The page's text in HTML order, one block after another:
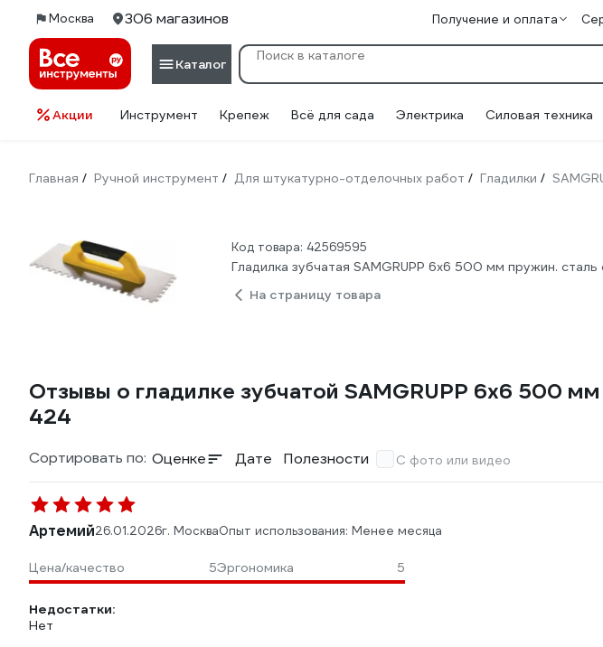
Москва 306 магазинов Получение и оплата
Каталог
Акции Инструмент Крепеж Всё для сада Электрика Силовая техника
Главная / Ручной инструмент / Для штукатурно-отделочных работ / Гладилки /
Код товара: 42569595
Гладилка зубчатая SAMGRUPP 6х6 500 мм пружин. сталь
На страницу товара
Отзывы о гладилке зубчатой SAMGRUPP 6х6 500
424
Сортировать по: Оценке Дате Полезности С фото или видео
Артемий26.01.2026г. МоскваОпыт использования: Менее месяца
Цена/качество 5Эргономика 5
Недостатки:
Нет